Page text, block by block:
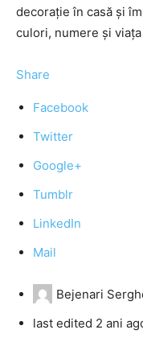
decorație în casă și
culori, numere și
Share
Facebook
Twitter
Google+
Tumblr
LinkedIn
Mail
Bejenari
last edited 2 ani